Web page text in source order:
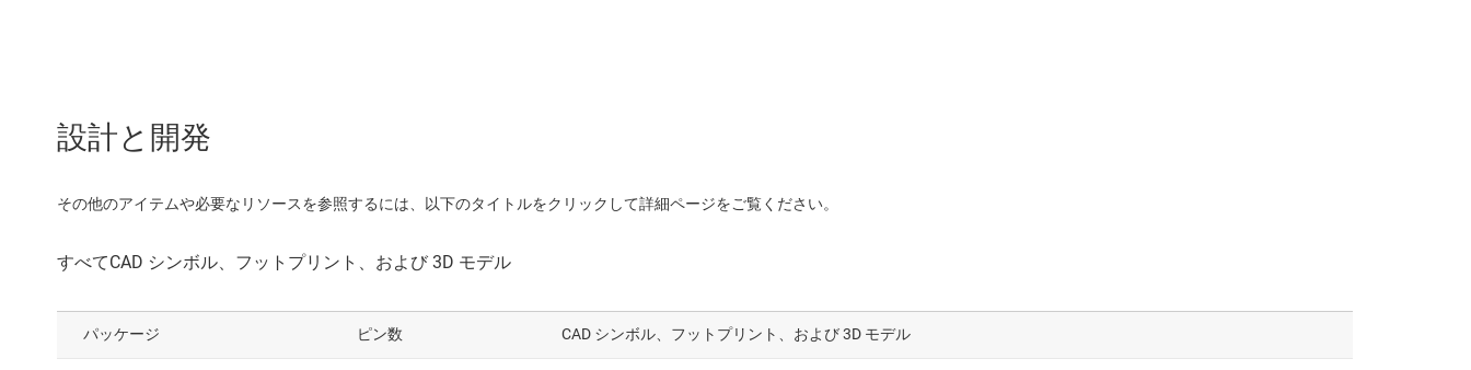
設計と開発
その他のアイテムや必要なリソースを参照するには、以下のタイトルをクリックして詳細ページをご覧ください。
パッケージ ピン数 CAD シンボル、フットプリント、および 3D モデル